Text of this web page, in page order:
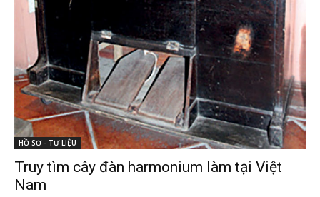
HỒ SƠ - TƯ LIỆU
Truy tìm cây đàn harmonium làm tại Việt
Nam